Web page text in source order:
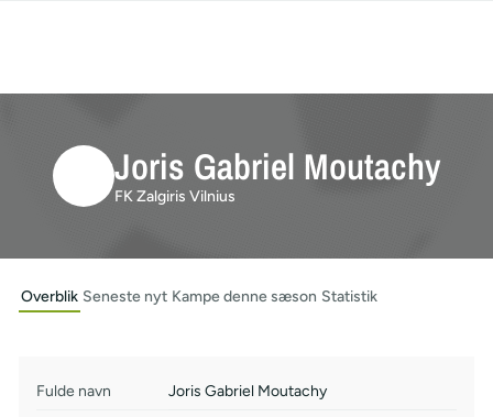
Joris Gabriel Moutachy
FK Zalgiris Vilnius
Overblik Seneste nyt Kampe denne sæson Statistik
Fulde navn
Joris Gabriel Moutachy